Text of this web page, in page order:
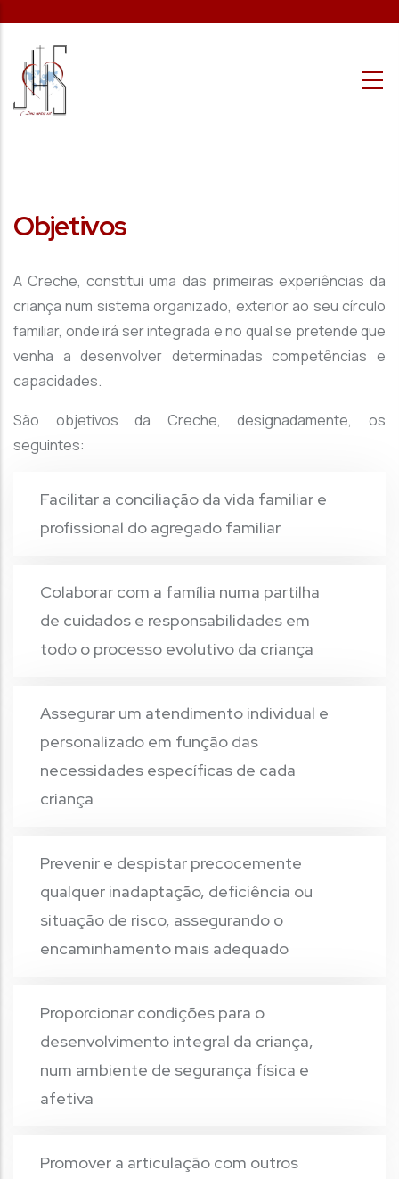
Objetivos
A Creche, constitui uma das primeiras experiências da
criança num sistema organizado, exterior ao seu círculo
familiar, onde irá ser integrada e no qual se pretende que
venha a desenvolver determinadas competências e
capacidades.
São objetivos da Creche, designadamente, os
seguintes:
Facilitar a conciliação da vida familiar e
profissional do agregado familiar
Colaborar com a família numa partilha
de cuidados e responsabilidades em
todo o processo evolutivo da criança
Assegurar um atendimento individual e
personalizado em função das
necessidades específicas de cada
criança
Prevenir e despistar precocemente
qualquer inadaptação, deficiência ou
situação de risco, assegurando o
encaminhamento mais adequado
Proporcionar condições para o
desenvolvimento integral da criança,
num ambiente de segurança física e
afetiva
Promover a articulação com outros